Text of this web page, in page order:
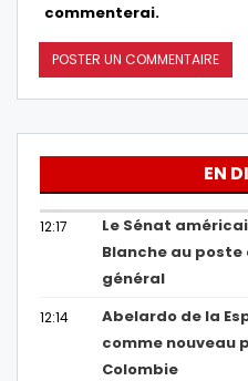
commenterai.
EN
12:17
Le Sénat
Blanche au
général
12:14
Abelardo de la
comme nouveau
Colombie